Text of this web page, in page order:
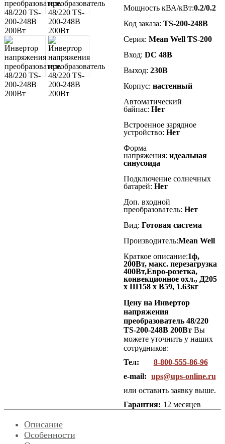
Мощность кВА/кВт:0.2/0.2
Код заказа: TS-200-248В
Серия: Mean Well TS-200
Вход: DC 48В
Выход: 230В
Корпус: настенный
Автоматический
байпас: Нет
Встроенное зарядное
устройство: Нет
Форма
напряжения: идеальная
синусоида
Подключение солнечных
батарей: Нет
Доп. входной
преобразователь: Нет
Вид: Готовая система
Производитель:Mean Well
Краткое описание:1ф,
200Вт, макс. перезагрузка
400Вт,Евро-розетка,
конвекционное охл., Д205
x Ш158 x В59, 1.63кг
Цену на Инвертор
напряжения
преобразователь 48/220
TS-200-248B 200Вт Вы
можете уточнить у наших
сотрудников:
Тел:
8-800-555-86-96
e-mail: ups@ups-online.ru
или оставить заявку выше.
Гарантия: 12 месяцев
Описание
Особенности